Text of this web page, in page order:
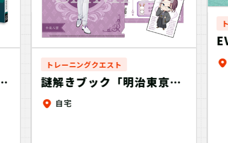
トレーニングクエスト
謎解きブック「明治東亰恋
伽～月蝕の交響曲～」小泉
自宅